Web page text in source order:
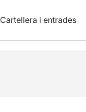
Cartellera i entrades